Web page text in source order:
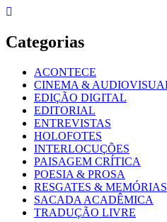
Skip
content
Categorias
ACONTECE
CINEMA &
EDIÇÃO DIGITAL
EDITORIAL
ENTREVISTAS
HOLOFOTES
INTERLOCUÇÕES
PAISAGEM CRÍTICA
POESIA & PROSA
RESGATES & MEMÓRIAS
SACADA ACADÊMICA
TRADUÇÃO LIVRE